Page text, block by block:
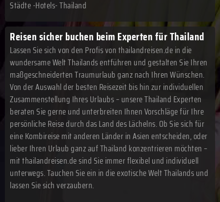
Städte -Hotels- Thailand
Reisen sicher buchen beim Experten für Thailand
Lassen Sie sich von den Profis von thailandreisen.de in die
wundersame Welt Thailands entführen und gestalten Sie Ihren
maßgeschneiderten Traumurlaub ganz nach Ihren Wünschen.
Von der Auswahl der besten Reisezeit bis hin zur individuellen
Zusammenstellung Ihres Urlaubs – unsere Thailand Experten
beraten Sie gerne und unterbreiten Ihnen Vorschläge für Ihre
persönliche Reise durch das Land des Lächelns. Ob Sie sich für
eine Kombireise mit anderen Länder in Asien entscheiden, oder
lieber Ihren Urlaub ganz auf Thailand konzentrieren möchten –
mit thailandreisen.de sind Sie immer flexibel und individuell
unterwegs. Tauchen Sie ein in die exotische Welt Thailands und
lassen Sie sich verzaubern.